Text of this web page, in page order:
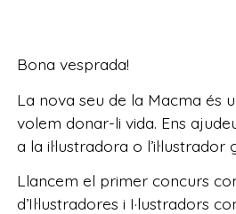
Bona vesprada!
La nova seu de la Macma és
volem donar-li vida. Ens
a la il·lustradora o l’il·lustrador
Llancem el primer concurs
d’Il·lustradores i I·lustradors